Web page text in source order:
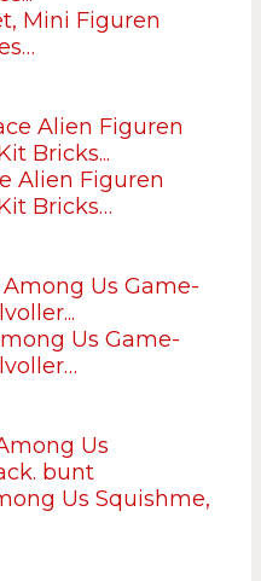
Mini Figuren
Alien Figuren
Bricks…
Us Game-
Us Squishme,